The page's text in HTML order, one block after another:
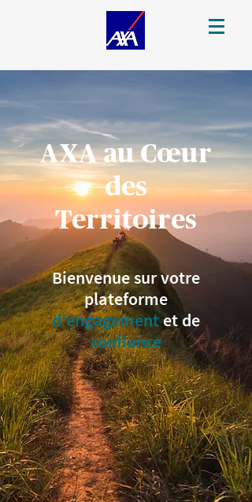
AXA au Cœur
des
Territoires
Bienvenue sur votre
plateforme
d'engagementet de
confiance